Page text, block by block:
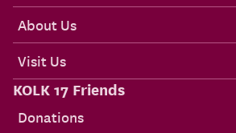
About Us
Visit Us
KOLK 17 Friends
Donations